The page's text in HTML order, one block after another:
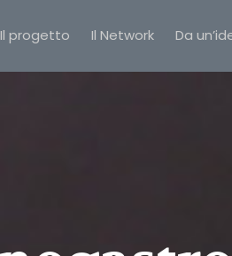
Il progetto Il Network Da